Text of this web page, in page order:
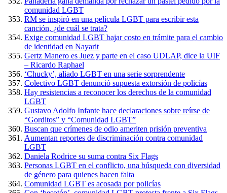
comunidad LGBT
RM se inspiró en una película LGBT para escribir esta
canción, ¿de cuál se trata?
Exige comunidad LGBT bajar costo en trámite para el cambio
de identidad en Nayarit
Gertz Manero es Juez y parte en el caso UDLAP, dice la UIF
– Ricardo Raphael
‘Chucky’, aliado LGBT en una serie sorprendente
Colectivo LGBT denunció supuesta extorsión de policías
Hay resistencias a reconocer los derechos de la comunidad
LGBT
Gustavo Adolfo Infante hace declaraciones sobre reírse de
“Gorditos” y “Comunidad LGBT”
Buscan que crímenes de odio ameriten prisión preventiva
Aumentan reportes de discriminación contra comunidad
LGBT
Daniela Rodrice su suma contra Six Flags
Personas LGBT en el conflicto, una búsqueda con diversidad
de género para quienes hacen falta
Comunidad LGBT es acosada por policías